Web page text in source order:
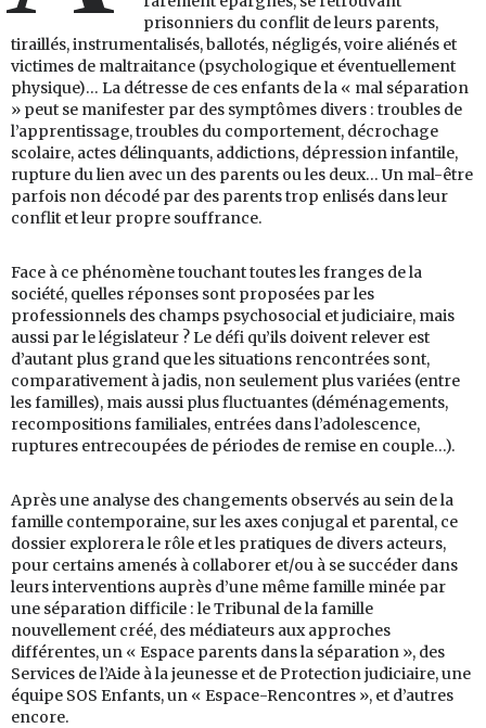
prisonniers du conflit de leurs parents,
tiraillés, instrumentalisés, ballotés, négligés, voire aliénés et
victimes de maltraitance (psychologique et éventuellement
physique)… La détresse de ces enfants de la « mal séparation
» peut se manifester par des symptômes divers : troubles de
l’apprentissage, troubles du comportement, décrochage
scolaire, actes délinquants, addictions, dépression infantile,
rupture du lien avec un des parents ou les deux… Un mal-être
parfois non décodé par des parents trop enlisés dans leur
conflit et leur propre souffrance.
Face à ce phénomène touchant toutes les franges de la
société, quelles réponses sont proposées par les
professionnels des champs psychosocial et judiciaire, mais
aussi par le législateur ? Le défi qu’ils doivent relever est
d’autant plus grand que les situations rencontrées sont,
comparativement à jadis, non seulement plus variées (entre
les familles), mais aussi plus fluctuantes (déménagements,
recompositions familiales, entrées dans l’adolescence,
ruptures entrecoupées de périodes de remise en couple…).
Après une analyse des changements observés au sein de la
famille contemporaine, sur les axes conjugal et parental, ce
dossier explorera le rôle et les pratiques de divers acteurs,
pour certains amenés à collaborer et/ou à se succéder dans
leurs interventions auprès d’une même famille minée par
une séparation difficile : le Tribunal de la famille
nouvellement créé, des médiateurs aux approches
différentes, un « Espace parents dans la séparation », des
Services de l’Aide à la jeunesse et de Protection judiciaire, une
équipe SOS Enfants, un « Espace-Rencontres », et d’autres
encore.